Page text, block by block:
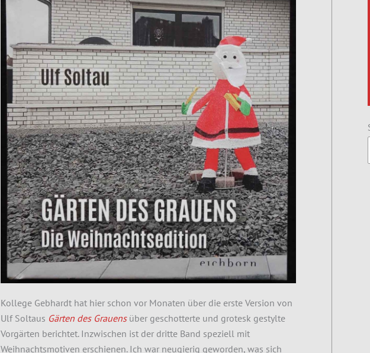
Kollege Gebhardt hat hier schon vor Monaten über die erste Version von
Ulf Soltaus Gärten des Grauensüber geschotterte und grotesk gestylte
Vorgärten berichtet. Inzwischen ist der dritte Band speziell mit
Weihnachtsmotiven erschienen. Ich war neugierig geworden, was sich